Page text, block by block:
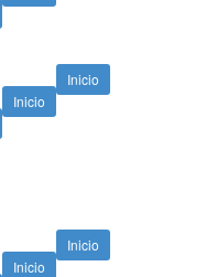
Inicio
Inicio
Inicio
Inicio